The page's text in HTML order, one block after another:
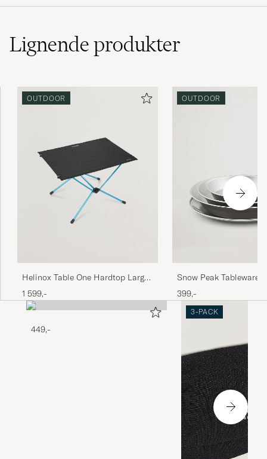
Lignendeprodukter
OUTDOOR
Helinox Table One Hardtop Large
Black
1 599,-
OUTDOOR
Snow Peak Tableware
Stainless Steel
399,-
449,-
3-PACK